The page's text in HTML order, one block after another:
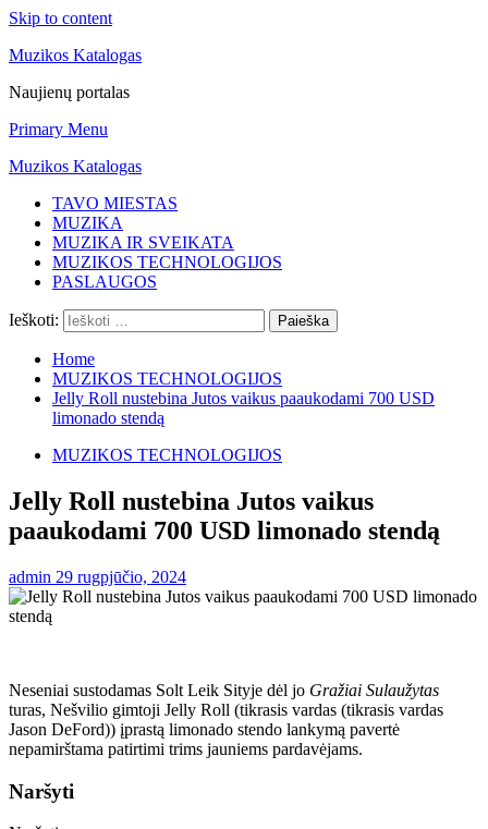
Skip to content
Muzikos Katalogas
Naujienų portalas
Primary Menu
Muzikos Katalogas
TAVO MIESTAS
MUZIKA
MUZIKA IR SVEIKATA
MUZIKOS TECHNOLOGIJOS
PASLAUGOS
Ieškoti:
Home
MUZIKOS TECHNOLOGIJOS
Jelly Roll nustebina Jutos vaikus paaukodami 700 USD
limonado stendą
MUZIKOS TECHNOLOGIJOS
Jelly Roll nustebina Jutos vaikus
paaukodami 700 USD limonado stendą
admin 29 rugpjūčio, 2024
Neseniai sustodamas Solt Leik Sityje dėl jo Gražiai Sulaužytas
turas, Nešvilio gimtoji Jelly Roll (tikrasis vardas (tikrasis vardas
Jason DeFord)) įprastą limonado stendo lankymą pavertė
nepamirštama patirtimi trims jauniems pardavėjams.
Naršyti